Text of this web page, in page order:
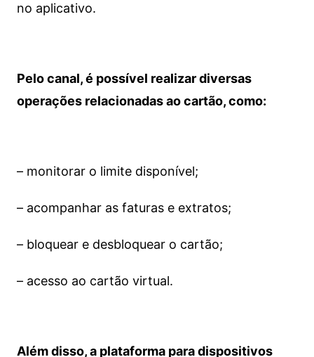
no aplicativo.
Pelo canal, é possível realizar diversas
operações relacionadas ao cartão, como:
– monitorar o limite disponível;
– acompanhar as faturas e extratos;
– bloquear e desbloquear o cartão;
– acesso ao cartão virtual.
Além disso, a plataforma para dispositivos